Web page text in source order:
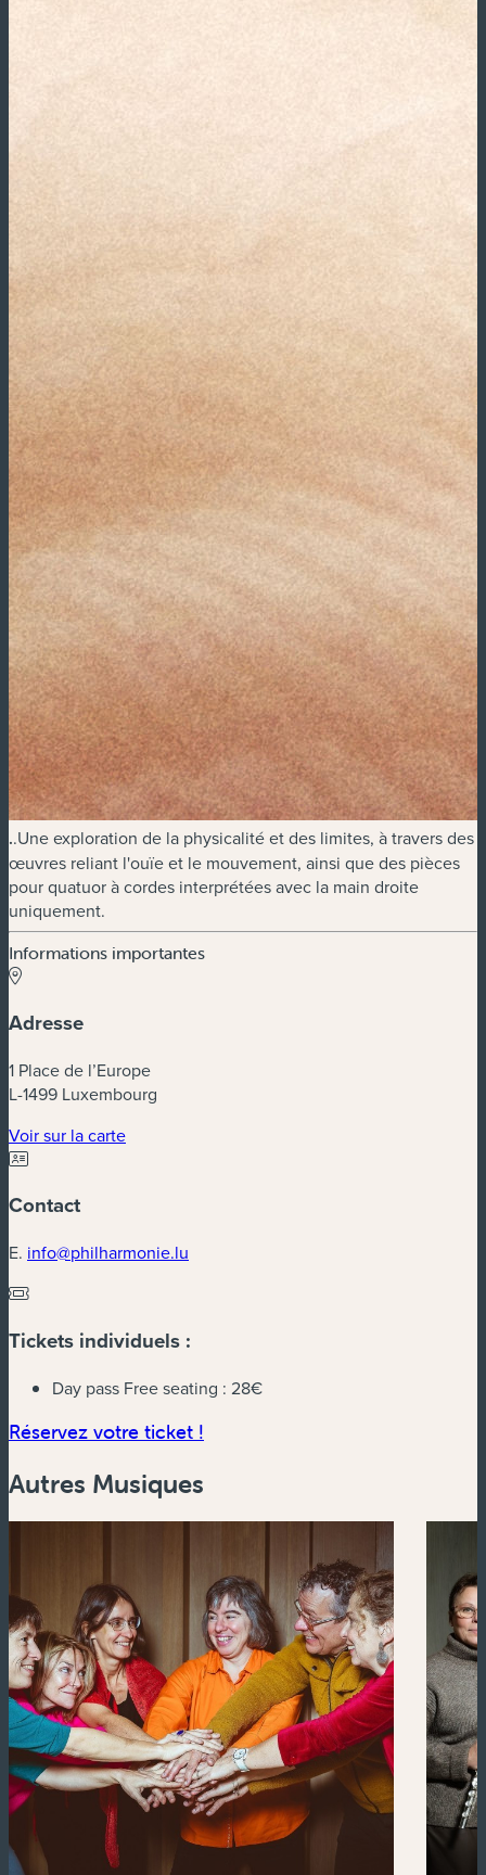
..Une exploration de la physicalité et des limites, à travers des
œuvres reliant l'ouïe et le mouvement, ainsi que des pièces
pour quatuor à cordes interprétées avec la main droite
uniquement.
Informations importantes
Adresse
1 Place de l’Europe
L-1499 Luxembourg
Voir sur la carte(nouvelle fenêtre)
Contact
E. info@philharmonie.lu
Tickets individuels :
Day pass Free seating : 28€
Réservez votre ticket !
Autres Musiques